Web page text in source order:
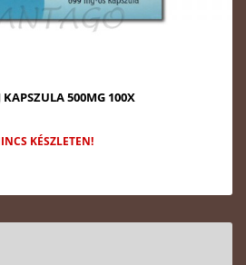
KAPSZULA 500MG 100X
KÉSZLETEN!